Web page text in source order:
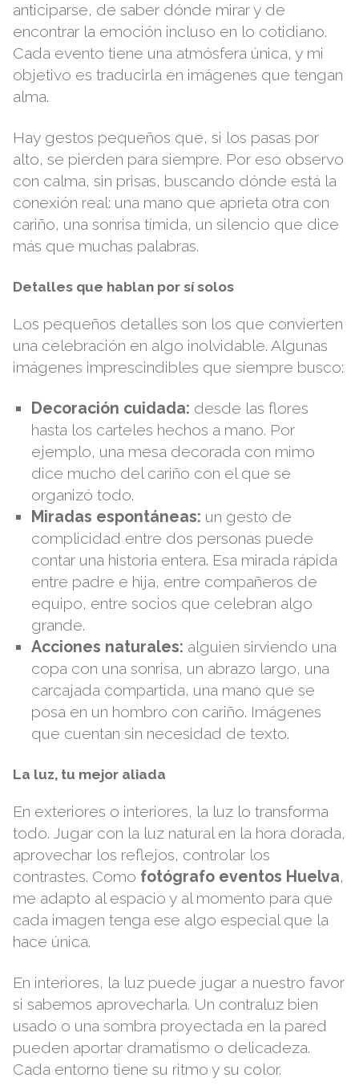
anticiparse, de saber dónde mirar y de
encontrar la emoción incluso en lo cotidiano.
Cada evento tiene una atmósfera única, y mi
objetivo es traducirla en imágenes que tengan
alma.
Hay gestos pequeños que, si los pasas por
alto, se pierden para siempre. Por eso observo
con calma, sin prisas, buscando dónde está la
conexión real: una mano que aprieta otra con
cariño, una sonrisa tímida, un silencio que dice
más que muchas palabras.
Detalles que hablan por sí solos
Los pequeños detalles son los que convierten
una celebración en algo inolvidable. Algunas
imágenes imprescindibles que siempre busco:
Decoración cuidada: desde las flores
hasta los carteles hechos a mano. Por
ejemplo, una mesa decorada con mimo
dice mucho del cariño con el que se
organizó todo.
Miradas espontáneas: un gesto de
complicidad entre dos personas puede
contar una historia entera. Esa mirada rápida
entre padre e hija, entre compañeros de
equipo, entre socios que celebran algo
grande.
Acciones naturales: alguien sirviendo una
copa con una sonrisa, un abrazo largo, una
carcajada compartida, una mano que se
posa en un hombro con cariño. Imágenes
que cuentan sin necesidad de texto.
La luz, tu mejor aliada
En exteriores o interiores, la luz lo transforma
todo. Jugar con la luz natural en la hora dorada,
aprovechar los reflejos, controlar los
contrastes. Como fotógrafo eventos Huelva,
me adapto al espacio y al momento para que
cada imagen tenga ese algo especial que la
hace única.
En interiores, la luz puede jugar a nuestro favor
si sabemos aprovecharla. Un contraluz bien
usado o una sombra proyectada en la pared
pueden aportar dramatismo o delicadeza.
Cada entorno tiene su ritmo y su color.